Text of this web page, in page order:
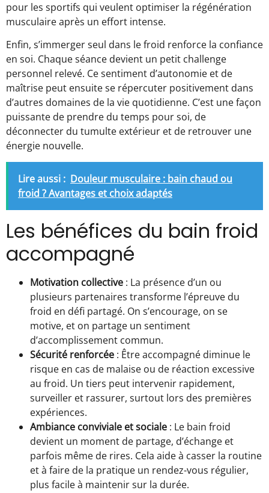
pour les sportifs qui veulent optimiser la régénération
musculaire après un effort intense.
Enfin, s’immerger seul dans le froid renforce la confiance
en soi. Chaque séance devient un petit challenge
personnel relevé. Ce sentiment d’autonomie et de
maîtrise peut ensuite se répercuter positivement dans
d’autres domaines de la vie quotidienne. C’est une façon
puissante de prendre du temps pour soi, de
déconnecter du tumulte extérieur et de retrouver une
énergie nouvelle.
Lire aussi : Douleur musculaire : bain chaud ou
froid ? Avantages et choix adaptés
Les bénéfices du bain froid
accompagné
Motivation collective : La présence d’un ou
plusieurs partenaires transforme l’épreuve du
froid en défi partagé. On s’encourage, on se
motive, et on partage un sentiment
d’accomplissement commun.
Sécurité renforcée : Être accompagné diminue le
risque en cas de malaise ou de réaction excessive
au froid. Un tiers peut intervenir rapidement,
surveiller et rassurer, surtout lors des premières
expériences.
Ambiance conviviale et sociale : Le bain froid
devient un moment de partage, d’échange et
parfois même de rires. Cela aide à casser la routine
et à faire de la pratique un rendez-vous régulier,
plus facile à maintenir sur la durée.